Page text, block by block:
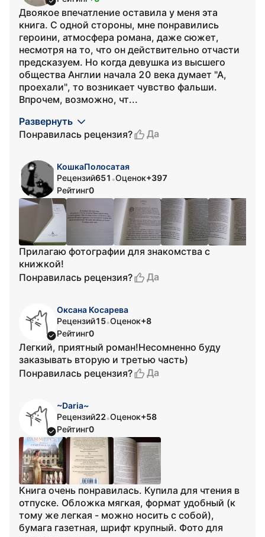
Двоякое впечатление оставила у меня эта
книга. С одной стороны, мне понравились
героини, атмосфера романа, даже сюжет,
несмотря на то, что он действительно отчасти
предсказуем. Но когда девушка из высшего
общества Англии начала 20 века думает "А,
проехали", то возникает чувство фальши.
Впрочем, возможно, чт...
Развернуть
Понравилась рецензия?
Да
КошкаПолосатая
Рецензий651 •Оценок+397
Рейтинг0
Прилагаю фотографии для знакомства с
книжкой!
Понравилась рецензия?
Да
Оксана Косарева
Рецензий15•Оценок+8
Рейтинг0
Легкий, приятный роман!Несомненно буду
заказывать вторую и третью часть)
Понравилась рецензия?
Да
~Daria~
Рецензий22•Оценок+58
Рейтинг0
Книга очень понравилась. Купила для чтения в
отпуске. Обложка мягкая, формат удобный (к
тому же легкая - можно носить с собой),
бумага газетная, шрифт крупный. Фото для